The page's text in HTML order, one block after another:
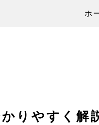
ホ
りやすく解